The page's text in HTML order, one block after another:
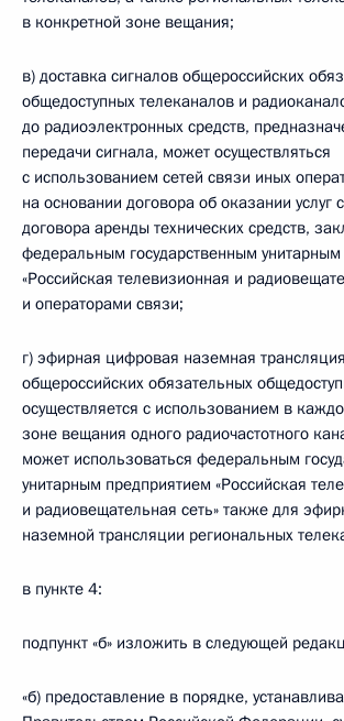
в конкретной зоне вещания;
в) доставка сигналов общероссийских
общедоступных телеканалов и
до радиоэлектронных средств,
передачи сигнала, может осуществляться
с использованием сетей связи иных
на основании договора об оказании услуг
договора аренды технических средств,
федеральным государственным
«Российская телевизионная и
и операторами связи;
г) эфирная цифровая наземная трансляция
общероссийских обязательных
осуществляется с использованием в
зоне вещания одного радиочастотного
может использоваться федеральным
унитарным предприятием «Российская
и радиовещательная сеть» также для
наземной трансляции региональных
в пункте 4:
подпункт «б» изложить в следующей
«б) предоставление в порядке,